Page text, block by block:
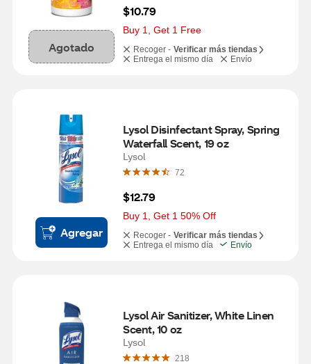
Agotado
$10.79
Buy 1, Get 1 Free
Recoger - Verificar más tiendas
Entrega el mismo día
Envío
Agregar
Lysol Disinfectant Spray, Spring
Waterfall Scent, 19 oz
Lysol
72
$12.79
Buy 1, Get 1 50% Off
Recoger - Verificar más tiendas
Entrega el mismo día
Envío
Lysol Air Sanitizer, White Linen
Scent, 10 oz
Lysol
218